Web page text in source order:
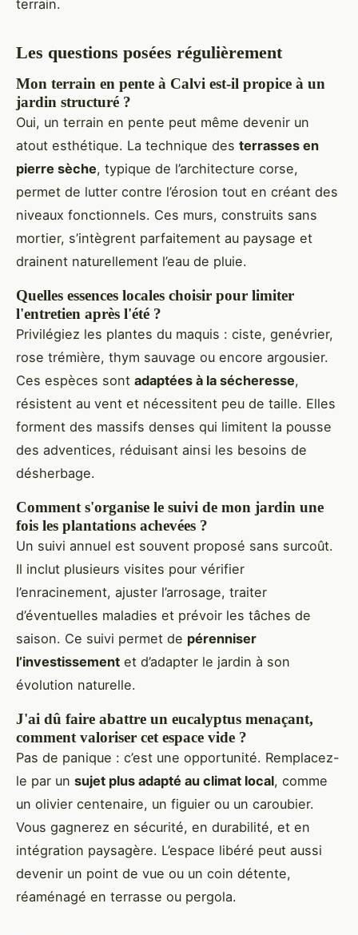
terrain.
Les questions posées régulièrement
Mon terrain en pente à Calvi est-il propice à un
jardin structuré ?
Oui, un terrain en pente peut même devenir un
atout esthétique. La technique des terrasses en
pierre sèche, typique de l’architecture corse,
permet de lutter contre l’érosion tout en créant des
niveaux fonctionnels. Ces murs, construits sans
mortier, s’intègrent parfaitement au paysage et
drainent naturellement l’eau de pluie.
Quelles essences locales choisir pour limiter
l'entretien après l'été ?
Privilégiez les plantes du maquis : ciste, genévrier,
rose trémière, thym sauvage ou encore argousier.
Ces espèces sont adaptées à la sécheresse,
résistent au vent et nécessitent peu de taille. Elles
forment des massifs denses qui limitent la pousse
des adventices, réduisant ainsi les besoins de
désherbage.
Comment s'organise le suivi de mon jardin une
fois les plantations achevées ?
Un suivi annuel est souvent proposé sans surcoût.
Il inclut plusieurs visites pour vérifier
l’enracinement, ajuster l’arrosage, traiter
d’éventuelles maladies et prévoir les tâches de
saison. Ce suivi permet de pérenniser
l’investissement et d’adapter le jardin à son
évolution naturelle.
J'ai dû faire abattre un eucalyptus menaçant,
comment valoriser cet espace vide ?
Pas de panique : c’est une opportunité. Remplacez-
le par un sujet plus adapté au climat local, comme
un olivier centenaire, un figuier ou un caroubier.
Vous gagnerez en sécurité, en durabilité, et en
intégration paysagère. L’espace libéré peut aussi
devenir un point de vue ou un coin détente,
réaménagé en terrasse ou pergola.